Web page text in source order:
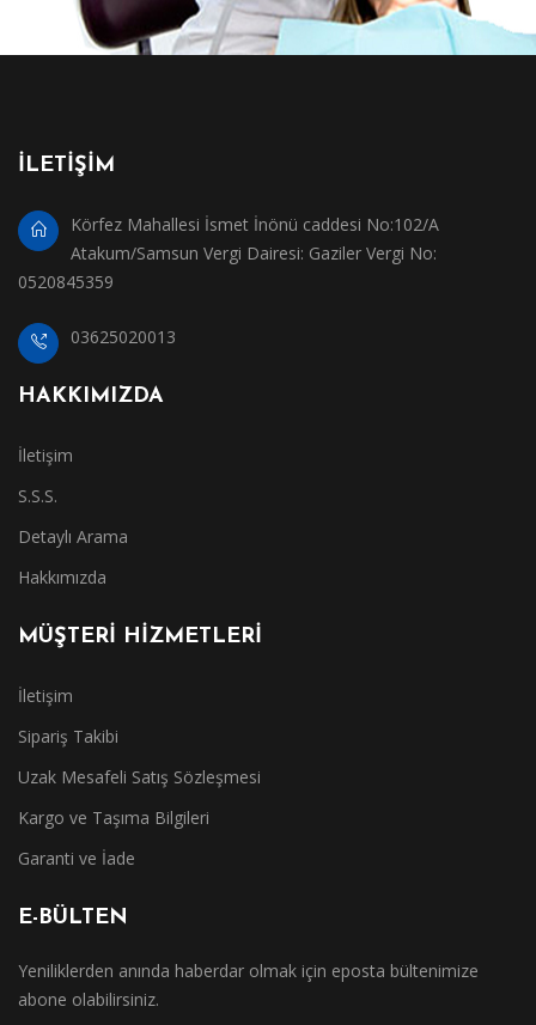
İLETİŞİM
Körfez Mahallesi İsmet İnönü caddesi No:102/A
Atakum/Samsun Vergi Dairesi: Gaziler Vergi No:
0520845359
03625020013
HAKKIMIZDA
İletişim
S.S.S.
Detaylı Arama
Hakkımızda
MÜŞTERİ HİZMETLERİ
İletişim
Sipariş Takibi
Uzak Mesafeli Satış Sözleşmesi
Kargo ve Taşıma Bilgileri
Garanti ve İade
E-BÜLTEN
Yeniliklerden anında haberdar olmak için eposta bültenimize
abone olabilirsiniz.